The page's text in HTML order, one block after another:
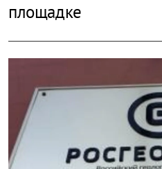
площадке